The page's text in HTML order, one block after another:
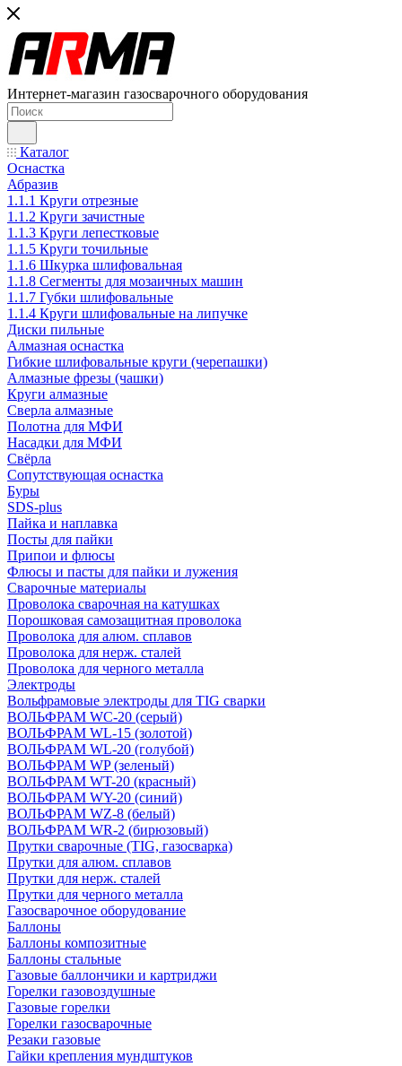
Интернет-магазин газосварочного оборудования
Каталог
Оснастка
Абразив
1.1.1 Круги отрезные
1.1.2 Круги зачистные
1.1.3 Круги лепестковые
1.1.5 Круги точильные
1.1.6 Шкурка шлифовальная
1.1.8 Сегменты для мозаичных машин
1.1.7 Губки шлифовальные
1.1.4 Круги шлифовальные на липучке
Диски пильные
Алмазная оснастка
Гибкие шлифовальные круги (черепашки)
Алмазные фрезы (чашки)
Круги алмазные
Сверла алмазные
Полотна для МФИ
Насадки для МФИ
Свёрла
Сопутствующая оснастка
Буры
SDS-plus
Пайка и наплавка
Посты для пайки
Припои и флюсы
Флюсы и пасты для пайки и лужения
Сварочные материалы
Проволока сварочная на катушках
Порошковая самозащитная проволока
Проволока для алюм. сплавов
Проволока для нерж. сталей
Проволока для черного металла
Электроды
Вольфрамовые электроды для TIG сварки
ВОЛЬФРАМ WC-20 (серый)
ВОЛЬФРАМ WL-15 (золотой)
ВОЛЬФРАМ WL-20 (голубой)
ВОЛЬФРАМ WP (зеленый)
ВОЛЬФРАМ WT-20 (красный)
ВОЛЬФРАМ WY-20 (синий)
ВОЛЬФРАМ WZ-8 (белый)
ВОЛЬФРАМ WR-2 (бирюзовый)
Прутки сварочные (TIG, газосварка)
Прутки для алюм. сплавов
Прутки для нерж. сталей
Прутки для черного металла
Газосварочное оборудование
Баллоны
Баллоны композитные
Баллоны стальные
Газовые баллончики и картриджи
Горелки газовоздушные
Газовые горелки
Горелки газосварочные
Резаки газовые
Гайки крепления мундштуков